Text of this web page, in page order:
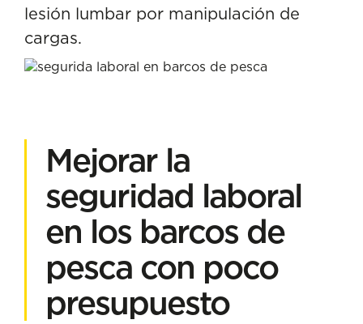
lesión lumbar por manipulación de
cargas.
Mejorar la
seguridad laboral
en los barcos de
pesca con poco
presupuesto